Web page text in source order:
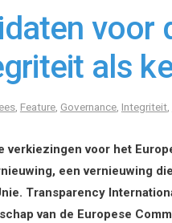
voor
als
, Feature, Governance, Integriteit,
verkiezingen voor het
een vernieuwing
Transparency
van de Europese